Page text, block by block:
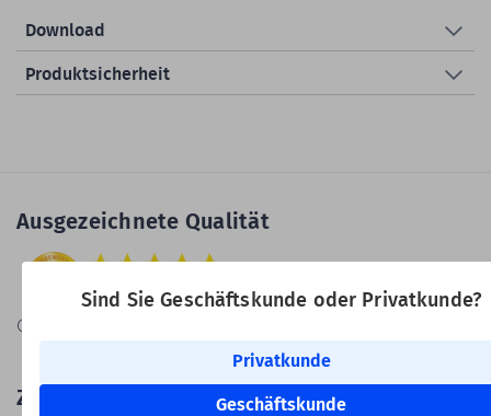
Sind Sie Geschäftskunde oder Privatkunde?
Privatkunde
Geschäftskunde
Download
Produktsicherheit
Ausgezeichnete Qualität
Zertifiziert